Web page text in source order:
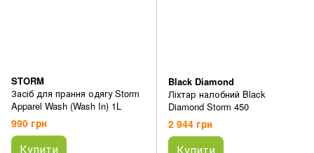
STORM
Засіб для прання одягу Storm
Apparel Wash (Wash In) 1L
990 грн
Купити
Black Diamond
Ліхтар налобний Black
Diamond Storm 450
2 944 грн